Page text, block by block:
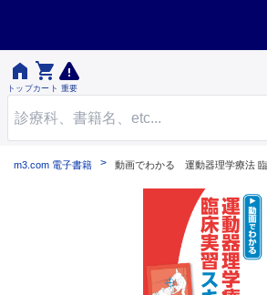

トップ

カート 重要
m3.com 電子書籍 動画でわかる 運動器理学療法